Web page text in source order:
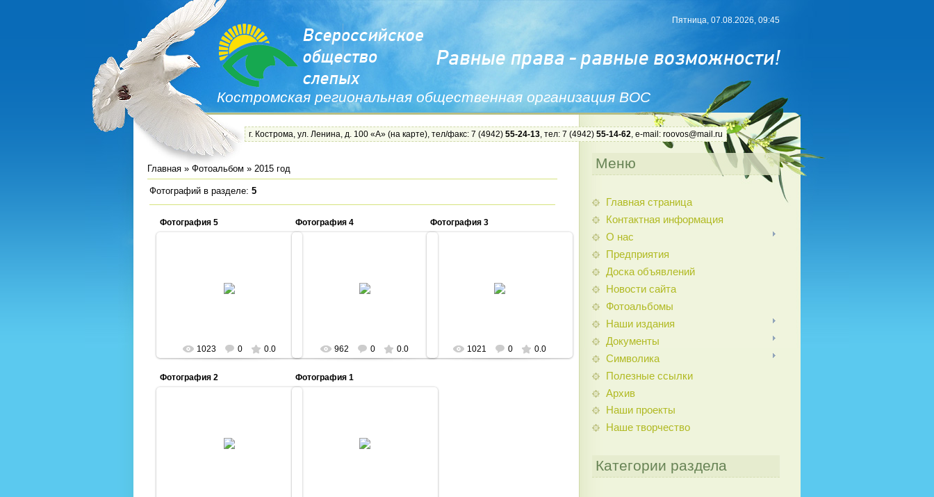
Костромская региональная общественная организация ВОС
Пятница, 07.08.2026, 09:45
г. Кострома, ул. Ленина, д. 100 «А» (на карте), тел/факс: 7 (4942) 55-24-13, тел: 7 (4942) 55-14-62, e-mail: roovos@mail.ru
Главная » Фотоальбом » 2015 год
Фотографий в разделе: 5
Фотография 5
1023 0 0.0
Фотография 4
962 0 0.0
Фотография 3
1021 0 0.0
Фотография 2 Фотография 1
Меню
Главная страница
Контактная информация
О нас
Предприятия
Доска объявлений
Новости сайта
Фотоальбомы
Наши издания
Документы
Символика
Полезные ссылки
Архив
Наши проекты
Наше творчество
Категории раздела